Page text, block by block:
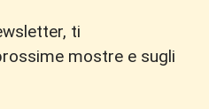
ti
mostre e sugli